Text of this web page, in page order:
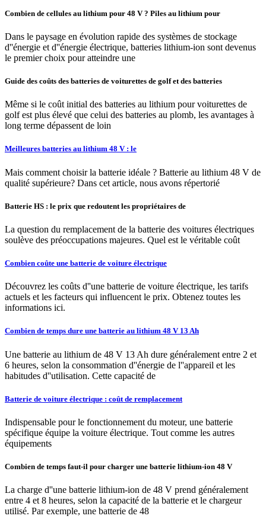
Combien de cellules au lithium pour 48 V ? Piles au lithium pour
Dans le paysage en évolution rapide des systèmes de stockage
d''énergie et d''énergie électrique, batteries lithium-ion sont devenus
le premier choix pour atteindre une
Guide des coûts des batteries de voiturettes de golf et des batteries
Même si le coût initial des batteries au lithium pour voiturettes de
golf est plus élevé que celui des batteries au plomb, les avantages à
long terme dépassent de loin
Meilleures batteries au lithium 48 V : le
Mais comment choisir la batterie idéale ? Batterie au lithium 48 V de
qualité supérieure? Dans cet article, nous avons répertorié
Batterie HS : le prix que redoutent les propriétaires de
La question du remplacement de la batterie des voitures électriques
soulève des préoccupations majeures. Quel est le véritable coût
Combien coûte une batterie de voiture électrique
Découvrez les coûts d''une batterie de voiture électrique, les tarifs
actuels et les facteurs qui influencent le prix. Obtenez toutes les
informations ici.
Combien de temps dure une batterie au lithium 48 V 13 Ah
Une batterie au lithium de 48 V 13 Ah dure généralement entre 2 et
6 heures, selon la consommation d''énergie de l''appareil et les
habitudes d''utilisation. Cette capacité de
Batterie de voiture électrique : coût de remplacement
Indispensable pour le fonctionnement du moteur, une batterie
spécifique équipe la voiture électrique. Tout comme les autres
équipements
Combien de temps faut-il pour charger une batterie lithium-ion 48 V
La charge d''une batterie lithium-ion de 48 V prend généralement
entre 4 et 8 heures, selon la capacité de la batterie et le chargeur
utilisé. Par exemple, une batterie de 48